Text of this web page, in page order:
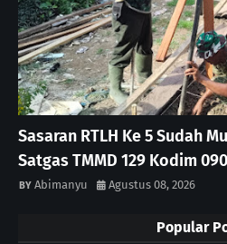
Sasaran RTLH Ke 5 Sudah
Satgas TMMD 129 Kodim
Abimanyu Agustus 08, 2026
Popular